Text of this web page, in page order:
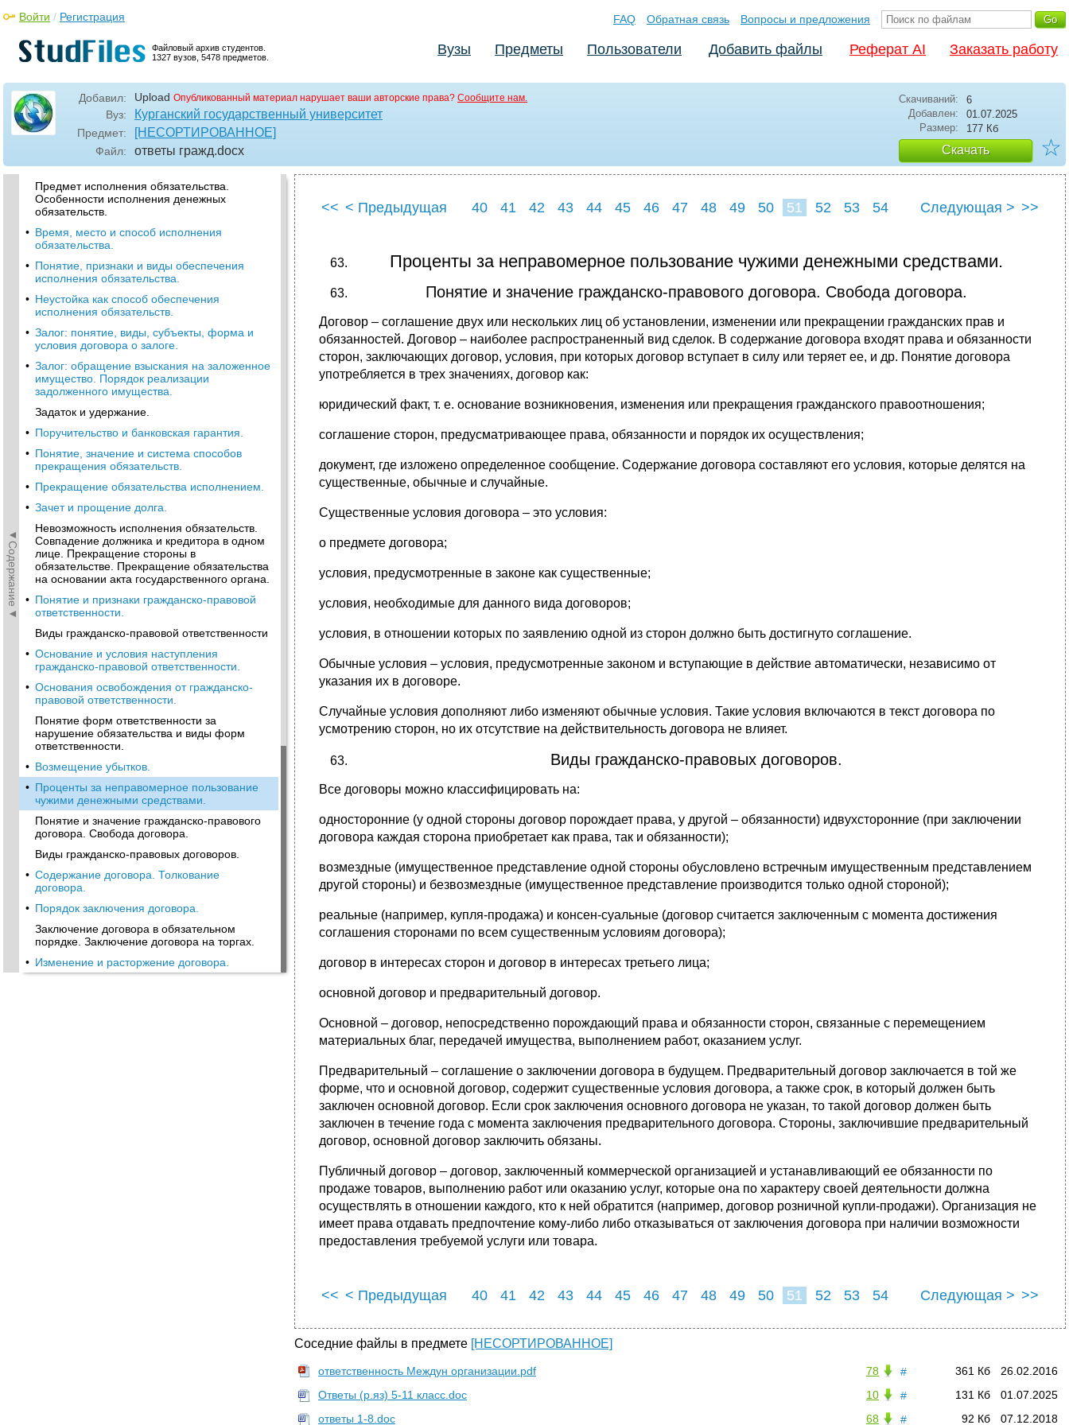
Файловый архив студентов.
1327 вузов, 5478 предметов.
Войти / Регистрация FAQ Обратная связь Вопросы и предложения
Вузы Предметы Пользователи Добавить файлы Реферат AI Заказать работу
Добавил: Upload Опубликованный материал нарушает ваши авторские права? Сообщите нам.
Вуз: Курганский государственный университет
Предмет: [НЕСОРТИРОВАННОЕ]
Файл: ответы гражд.docx
Скачиваний:
6
Добавлен:
01.07.2025
Размер:
177 Кб
Скачать ☆
◄Содержание◄
Структура гражданско-правового
обязательств.
•
Классификация обязательств.
Стороны обязательства. Обязательства с
участием третьих лиц.
• 62 .Перемена лиц в обязательстве: цессия и
перевод долга.
Понятие и основные принципы исполнения
обязательства.
Предмет исполнения обязательства.
Особенности исполнения денежных
обязательств.
• Время, место и способ исполнения
обязательства.
• Понятие, признаки и виды обеспечения
исполнения обязательства.
• Неустойка как способ обеспечения
исполнения обязательств.
• Залог: понятие, виды, субъекты, форма и
условия договора о залоге.
• Залог: обращение взыскания на заложенное
имущество. Порядок реализации
задолженного имущества.
Задаток и удержание.
• Поручительство и банковская гарантия.
• Понятие, значение и система способов
прекращения обязательств.
• Прекращение обязательства исполнением.
• Зачет и прощение долга.
Невозможность исполнения обязательств.
Совпадение должника и кредитора в одном
лице. Прекращение стороны в
обязательстве. Прекращение обязательства
на основании акта государственного органа.
• Понятие и признаки гражданско-правовой
ответственности.
Виды гражданско-правовой ответственности
• Основание и условия наступления
гражданско-правовой ответственности.
• Основания освобождения от гражданско-
правовой ответственности.
Понятие форм ответственности за
нарушение обязательства и виды форм
ответственности.
• Возмещение убытков.
• Проценты за неправомерное пользование
чужими денежными средствами.
Понятие и значение гражданско-правового
договора. Свобода договора.
Виды гражданско-правовых договоров.
• Содержание договора. Толкование
договора.
• Порядок заключения договора.
Заключение договора в обязательном
порядке. Заключение договора на торгах.
• Изменение и расторжение договора.
<< < Предыдущая 40 41 42 43 44 45 46 47 48 49 50 51 52 53 54 Следующая > >>
Проценты за неправомерное пользование чужими денежными средствами.
Понятие и значение гражданско-правового договора. Свобода договора.
Договор – соглашение двух или нескольких лиц об установлении, изменении или прекращении гражданских прав и
обязанностей. Договор – наиболее распространенный вид сделок. В содержание договора входят права и обязанности
сторон, заключающих договор, условия, при которых договор вступает в силу или теряет ее, и др. Понятие договора
употребляется в трех значениях, договор как:
юридический факт, т. е. основание возникновения, изменения или прекращения гражданского правоотношения;
соглашение сторон, предусматривающее права, обязанности и порядок их осуществления;
документ, где изложено определенное сообщение. Содержание договора составляют его условия, которые делятся на
существенные, обычные и случайные.
Существенные условия договора – это условия:
о предмете договора;
условия, предусмотренные в законе как существенные;
условия, необходимые для данного вида договоров;
условия, в отношении которых по заявлению одной из сторон должно быть достигнуто соглашение.
Обычные условия – условия, предусмотренные законом и вступающие в действие автоматически, независимо от
указания их в договоре.
Случайные условия дополняют либо изменяют обычные условия. Такие условия включаются в текст договора по
усмотрению сторон, но их отсутствие на действительность договора не влияет.
Виды гражданско-правовых договоров.
Все договоры можно классифицировать на:
односторонние (у одной стороны договор порождает права, у другой – обязанности) идвухсторонние (при заключении
договора каждая сторона приобретает как права, так и обязанности);
возмездные (имущественное представление одной стороны обусловлено встречным имущественным представлением
другой стороны) и безвозмездные (имущественное представление производится только одной стороной);
реальные (например, купля-продажа) и консен-суальные (договор считается заключенным с момента достижения
соглашения сторонами по всем существенным условиям договора);
договор в интересах сторон и договор в интересах третьего лица;
основной договор и предварительный договор.
Основной – договор, непосредственно порождающий права и обязанности сторон, связанные с перемещением
материальных благ, передачей имущества, выполнением работ, оказанием услуг.
Предварительный – соглашение о заключении договора в будущем. Предварительный договор заключается в той же
форме, что и основной договор, содержит существенные условия договора, а также срок, в который должен быть
заключен основной договор. Если срок заключения основного договора не указан, то такой договор должен быть
заключен в течение года с момента заключения предварительного договора. Стороны, заключившие предварительный
договор, основной договор заключить обязаны.
Публичный договор – договор, заключенный коммерческой организацией и устанавливающий ее обязанности по
продаже товаров, выполнению работ или оказанию услуг, которые она по характеру своей деятельности должна
осуществлять в отношении каждого, кто к ней обратится (например, договор розничной купли-продажи). Организация не
имеет права отдавать предпочтение кому-либо либо отказываться от заключения договора при наличии возможности
предоставления требуемой услуги или товара.
<< < Предыдущая 40 41 42 43 44 45 46 47 48 49 50 51 52 53 54 Следующая > >>
Соседние файлы в предмете [НЕСОРТИРОВАННОЕ]
# 26.02.2016
361 Кб
78
ответственность Междун организации.pdf
#
01.07.2025
131 Кб
10
Ответы (р.яз) 5-11 класс.doc
#
07.12.2018
92 Кб
68
ответы 1-8.doc